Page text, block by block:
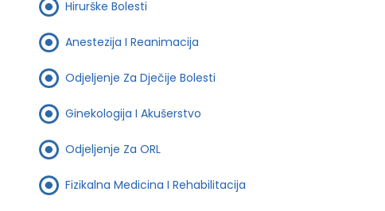
Hirurške Bolesti
Anestezija I Reanimacija
Odjeljenje Za Dječije Bolesti
Ginekologija I Akušerstvo
Odjeljenje Za ORL
Fizikalna Medicina I Rehabilitacija